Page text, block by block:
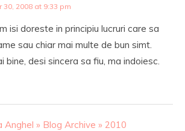
30, 2008 at 9:33 pm
isi doreste in principiu lucruri care sa
sau chiar mai multe de bun simt.
bine, desi sincera sa fiu, ma indoiesc.
Anghel » Blog Archive » 2010